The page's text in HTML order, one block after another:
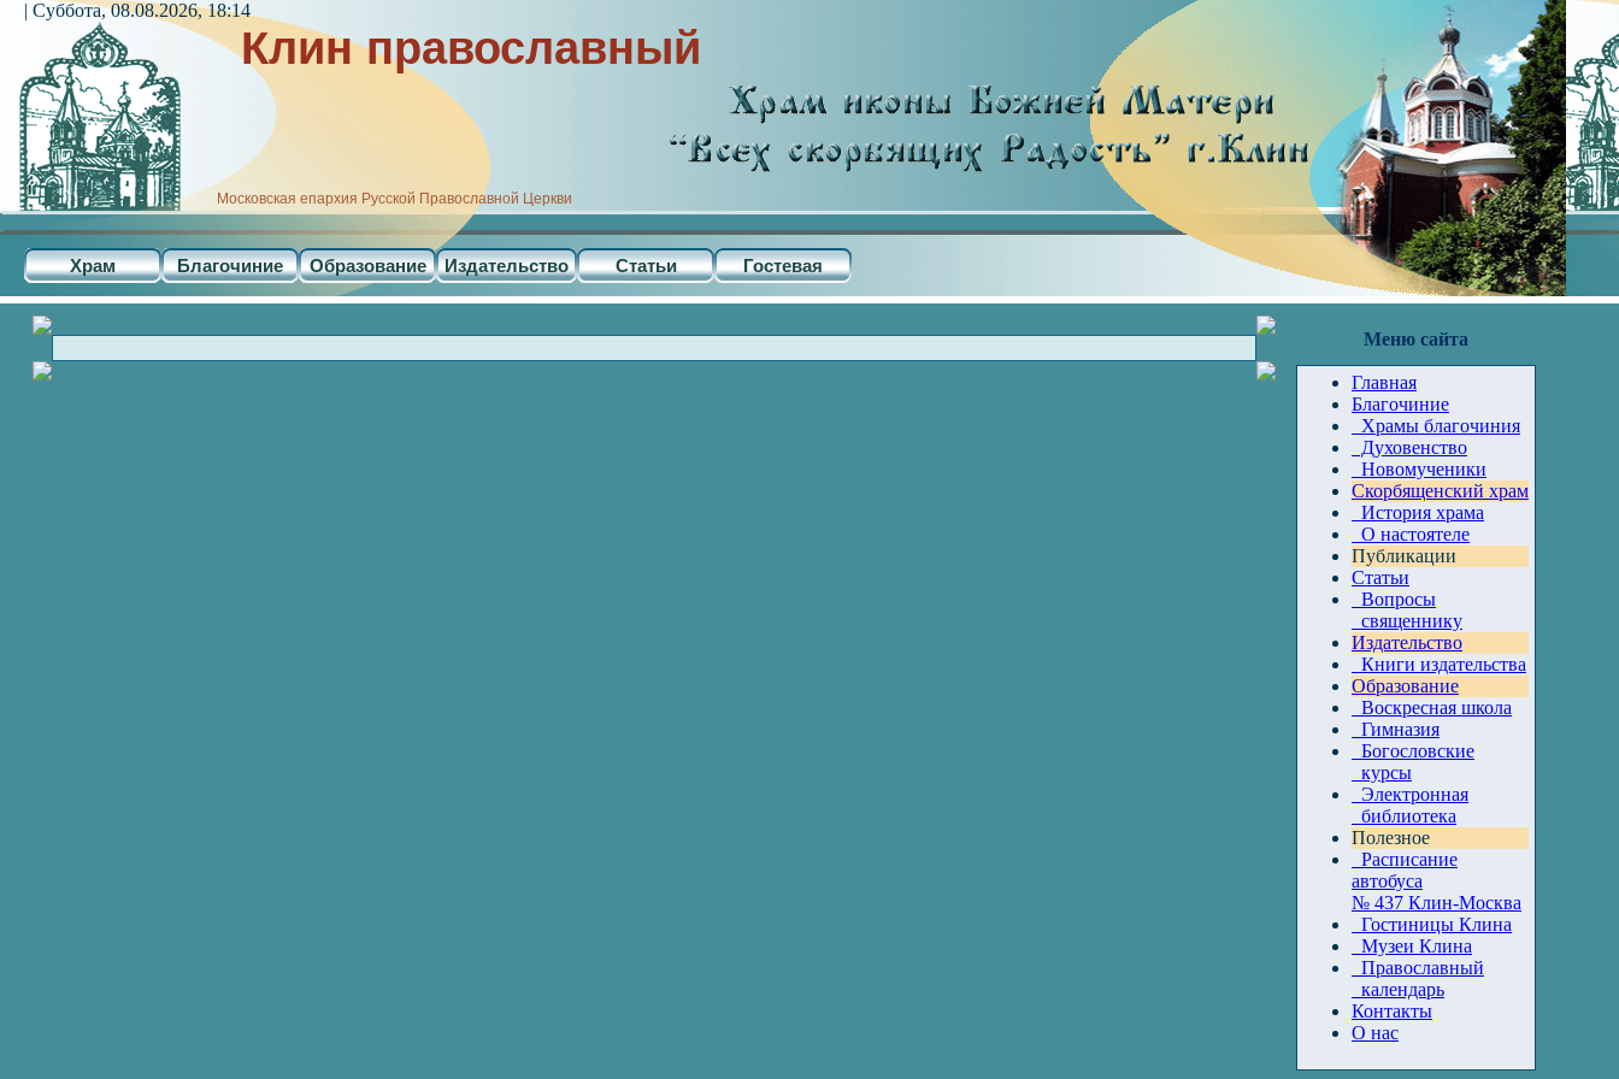
Клин православный
Московская епархия Русской Православной Церкви
Храм Благочиние Образование Издательство Статьи Гостевая
| Суббота, 08.08.2026, 18:14
Меню сайта
Главная
Благочиние
Храмы благочиния
Духовенство
Новомученики
Скорбященский храм
История храма
О настоятеле
Публикации
Статьи
Вопросы
священнику
Издательство
Книги издательства
Образование
Воскресная школа
Гимназия
Богословские
курсы
Электронная
библиотека
Полезное
Расписание
автобуса
№ 437 Клин-Москва
Гостиницы Клина
Музеи Клина
Православный
календарь
Контакты
О нас